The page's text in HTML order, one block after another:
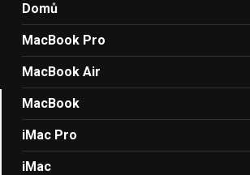
Domů
MacBook Pro
MacBook Air
MacBook
iMac Pro
iMac